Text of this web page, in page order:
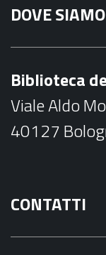
c
e
o
k
DOVE SIAMO
Biblioteca
Viale Aldo
40127
CONTATTI